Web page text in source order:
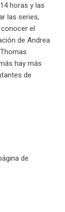
horas y las
las series,
el
de Andrea
hay más
de
de